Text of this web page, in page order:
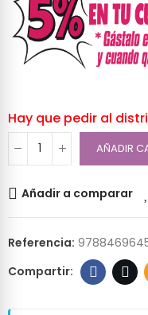
Hay que pedir al
AÑADIR
Añadir a comparar
Referencia: